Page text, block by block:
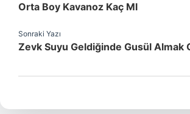
Orta Boy Kavanoz Kaç Ml
Sonraki Yazı
Zevk Suyu Geldiğinde Gusül Almak